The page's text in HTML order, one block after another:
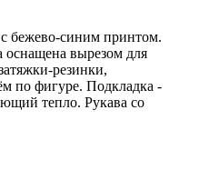
бежево-синим принтом.
оснащена вырезом для
резинки,
по фигуре. Подкладка -
тепло. Рукава со